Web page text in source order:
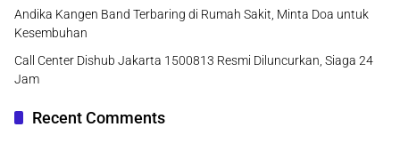
Andika Kangen Band Terbaring di Rumah Sakit, Minta Doa untuk
Kesembuhan
Call Center Dishub Jakarta 1500813 Resmi Diluncurkan, Siaga 24
Jam
Recent Comments